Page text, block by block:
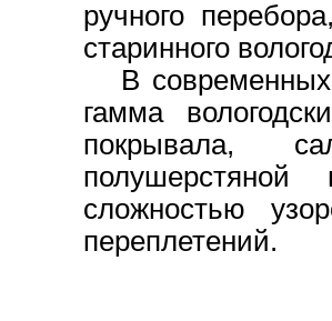
ручного
старинного
В современных
гамма
покрывала,
сложностью
переплетений.